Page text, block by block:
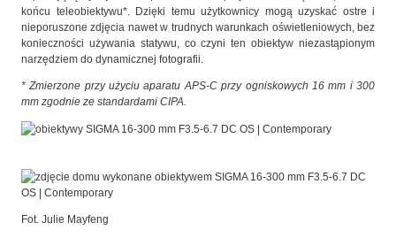
końcu teleobiektywu*. Dzięki temu użytkownicy mogą uzyskać ostre i
nieporuszone zdjęcia nawet w trudnych warunkach oświetleniowych, bez
konieczności używania statywu, co czyni ten obiektyw niezastąpionym
narzędziem do dynamicznej fotografii.
* Zmierzone przy użyciu aparatu APS-C przy ogniskowych 16 mm i 300
mm zgodnie ze standardami CIPA.
Fot. Julie Mayfeng